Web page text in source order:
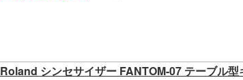
Roland シンセサイザー FANTOM-07 テーブル型